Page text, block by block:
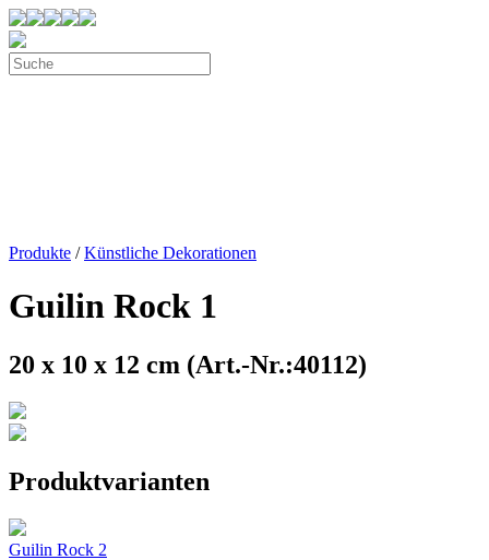
Produkte /Künstliche Dekorationen
Guilin Rock 1
20 x 10 x 12 cm (Art.-Nr.:40112)
Produktvarianten
Guilin Rock 2